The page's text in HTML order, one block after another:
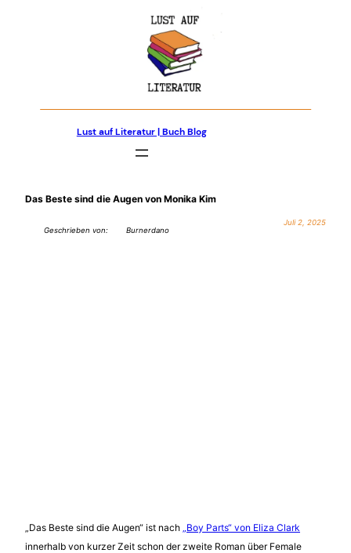
Lust auf Literatur | Buch Blog
Das Beste sind die Augen von Monika Kim
Geschrieben von: Burnerdano
Juli 2, 2025
„Das Beste sind die Augen“ ist nach „Boy Parts“ von Eliza Clark
innerhalb von kurzer Zeit schon der zweite Roman über Female